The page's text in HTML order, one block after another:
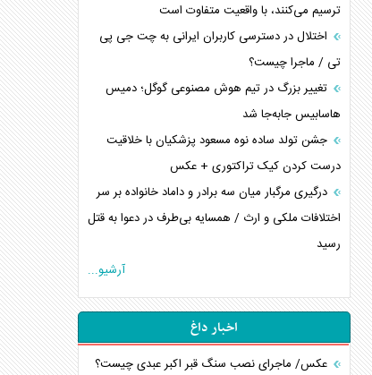
ترسیم می‌کنند، با واقعیت متفاوت است
اختلال در دسترسی کاربران ایرانی به چت جی پی
تی / ماجرا چیست؟
تغییر بزرگ در تیم هوش مصنوعی گوگل؛ دمیس
هاسابیس جابه‌جا شد
جشن تولد ساده نوه مسعود پزشکیان با خلاقیت
درست کردن کیک تراکتوری + عکس
درگیری مرگبار میان سه برادر و داماد خانواده بر سر
اختلافات ملکی و ارث / همسایه بی‌طرف در دعوا به قتل
رسید
آرشیو...
اخبار داغ
عکس/ ماجرای نصب سنگ قبر اکبر عبدی چیست؟